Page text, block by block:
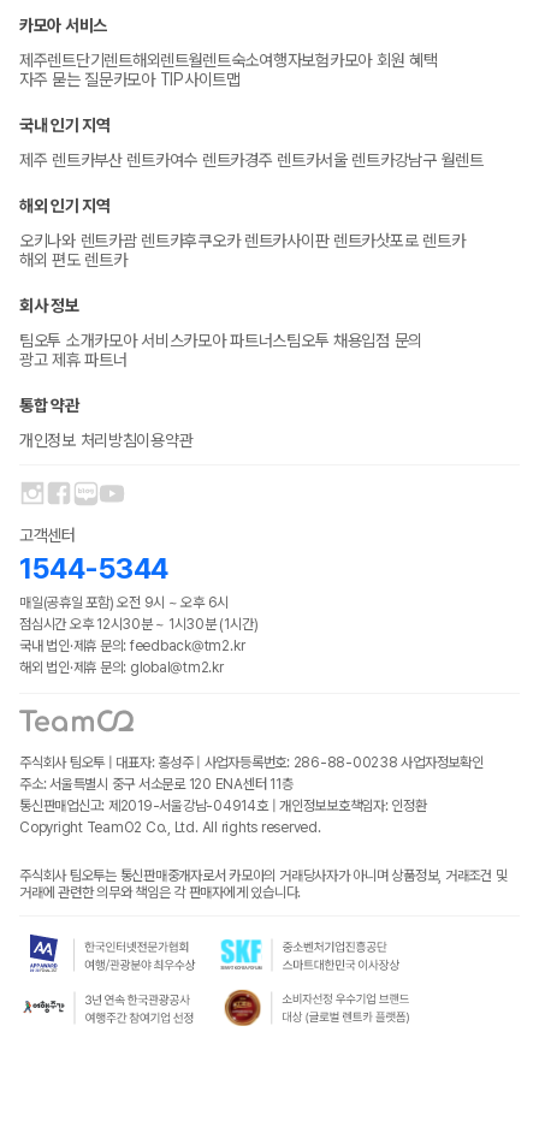
카모아 서비스
제주렌트단기렌트해외렌트월렌트숙소여행자보험카모아 회원 혜택
자주 묻는 질문카모아 TIP사이트맵
국내 인기 지역
제주 렌트카부산 렌트카여수 렌트카경주 렌트카서울 렌트카강남구 월렌트
해외 인기 지역
오키나와 렌트카괌 렌트카후쿠오카 렌트카사이판 렌트카삿포로 렌트카
해외 편도 렌트카
회사 정보
팀오투 소개카모아 서비스카모아 파트너스팀오투 채용입점 문의
광고 제휴 파트너
통합 약관
개인정보 처리방침이용약관
고객센터
1544-5344
매일(공휴일 포함) 오전 9시 ~ 오후 6시
점심시간 오후 12시30분 ~ 1시30분 (1시간)
국내 법인·제휴 문의: feedback@tm2.kr
해외 법인·제휴 문의: global@tm2.kr
주식회사 팀오투 | 대표자: 홍성주 | 사업자등록번호: 286-88-00238 사업자정보확인
주소: 서울특별시 중구 서소문로 120 ENA센터 11층
통신판매업신고: 제2019-서울강남-04914호 | 개인정보보호책임자: 인정환
Copyright TeamO2 Co., Ltd. All rights reserved.
주식회사 팀오투는 통신판매중개자로서 카모아의 거래당사자가 아니며 상품정보, 거래조건 및
거래에 관련한 의무와 책임은 각 판매자에게 있습니다.